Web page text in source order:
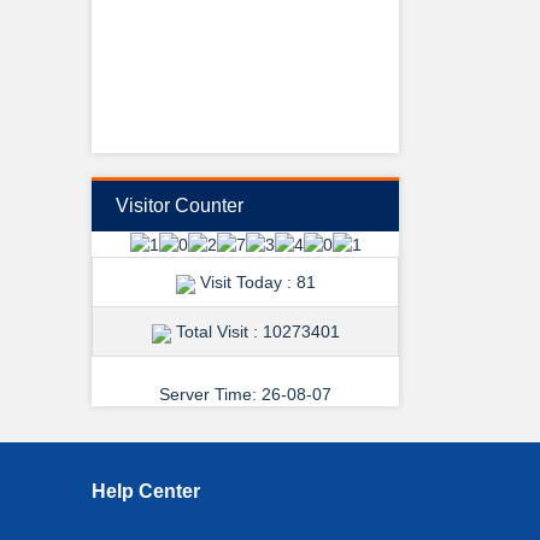
View Details →
শুভেচ্ছা ও অভিনন্দন
Visitor Counter
Visit Today : 81
Total Visit : 10273401
Server Time: 26-08-07
Help Center